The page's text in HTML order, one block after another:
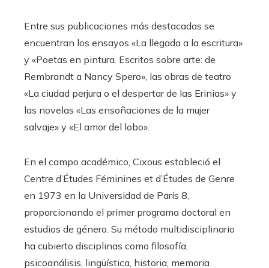
Entre sus publicaciones más destacadas se
encuentran los ensayos «La llegada a la escritura»
y «Poetas en pintura. Escritos sobre arte: de
Rembrandt a Nancy Spero», las obras de teatro
«La ciudad perjura o el despertar de las Erinias» y
las novelas «Las ensoñaciones de la mujer
salvaje» y «El amor del lobo».​
En el campo académico, Cixous estableció el
Centre d’Études Féminines et d’Études de Genre
en 1973 en la Universidad de París 8,
proporcionando el primer programa doctoral en
estudios de género. Su método multidisciplinario
ha cubierto disciplinas como filosofía,
psicoanálisis, lingüística, historia, memoria